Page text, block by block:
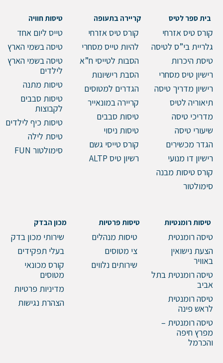
בית ספר לטיס
קורס טיס אזרחי
גלריית בי”ס לטיסה
טיסת היכרות
רישיון טיס מסחרי
רישיון מדריך טיסה
תיאוריה לטיס
מדריכי טיסה
שיעורי טיסה
הגדר מכשירים
רישיון דו מנועי
קורס טיסות מבנה
סימולטור
קריירה בתעופה
קורס טיס אזרחי
להיות טייס מסחרי
הסבות לטייסי ח”א
הסבת רישיונות
הגדרים למטוסים
קריירה במונאייר
טיסות סבבים
טיסות ניסוי
קורס טייסי גשם
רשיון טיס ALTP
טיסות חוויה
טייס ליום אחד
טיסה בשמי הארץ
טיסה בשמי הארץ
לילדים
טיסות מתנה
טיסות סבבים
לקבוצות
טיסות כיף לילדים
טיסת לילה
סימולטור FUN
טיסות רומנטיות
טיסה רומנטית
הצעת נישואין
באוויר
טיסה רומנטית בתל
אביב
טיסה רומנטית
לראש פינה
טיסה רומנטית –
מפרץ חיפה
והכרמל
טיסות פרטיות
טיסות מנהלים
צי מטוסים
שירותים נלווים
מכון הבדק
שירותי מכון בדק
בעלי תפקידים
קורס מכונאי
מטוסים
מדיניות פרטיות
הצהרת נגישות